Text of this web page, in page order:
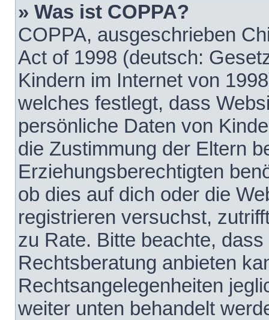
» Was ist COPPA?
COPPA, ausgeschrieben
Act of 1998 (deutsch:
Kindern im Internet von
welches festlegt, dass
persönliche Daten von
die Zustimmung der Eltern
Erziehungsberechtigten
ob dies auf dich oder die
registrieren versuchst,
zu Rate. Bitte beachte,
Rechtsberatung anbieten
Rechtsangelegenheiten
weiter unten behandelt